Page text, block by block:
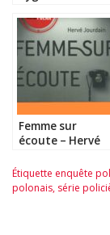
Femme sur
écoute – Hervé
Étiquette enquête
polonais, série